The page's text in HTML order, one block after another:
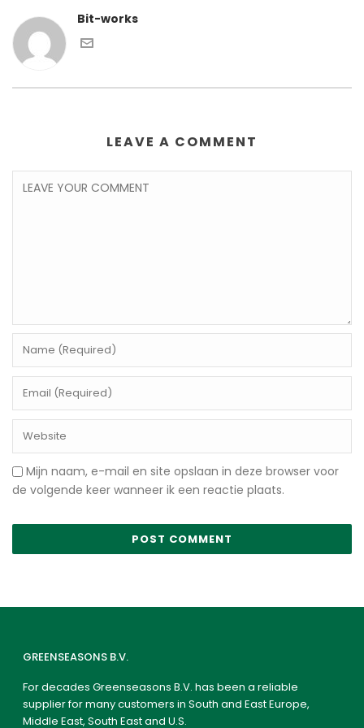
Bit-works
LEAVE A COMMENT
Mijn naam, e-mail en site opslaan in deze browser voor
de volgende keer wanneer ik een reactie plaats.
GREENSEASONS B.V.
For decades Greenseasons B.V. has been a reliable
supplier for many customers in South and East Europe,
Middle East, South East and U.S.